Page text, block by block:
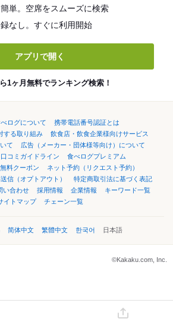
単。空席をスムーズに検索
なし。すぐに利用開始
アプリで開く
1ヶ月無料でランキング検索！
ログについて
携帯電話番号認証とは
する取り組み
飲食店・飲食企業様向けサービス
て
広告（メーカー・団体様等向け）について
口コミガイドライン
食べログプレミアム
料クーポン
ネット予約（リクエスト予約）
信（オプトアウト）
特定商取引法に基づく表記
い合わせ 採用情報 企業情報
キーワード一覧
イトマップ
チェーン一覧
简体中文 繁體中文 한국어 日本語
©Kakaku.com, Inc.